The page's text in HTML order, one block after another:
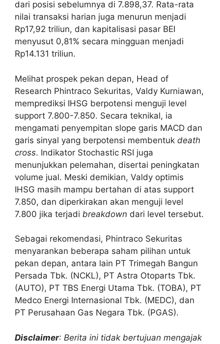
dari posisi sebelumnya di 7.898,37. Rata-rata
nilai transaksi harian juga menurun menjadi
Rp17,92 triliun, dan kapitalisasi pasar BEI
menyusut 0,81% secara mingguan menjadi
Rp14.131 triliun.
Melihat prospek pekan depan, Head of
Research Phintraco Sekuritas, Valdy Kurniawan,
memprediksi IHSG berpotensi menguji level
support 7.800-7.850. Secara teknikal, ia
mengamati penyempitan slope garis MACD dan
garis sinyal yang berpotensi membentuk death
cross. Indikator Stochastic RSI juga
menunjukkan pelemahan, disertai peningkatan
volume jual. Meski demikian, Valdy optimis
IHSG masih mampu bertahan di atas support
7.850, dan diperkirakan akan menguji level
7.800 jika terjadi breakdown dari level tersebut.
Sebagai rekomendasi, Phintraco Sekuritas
menyarankan beberapa saham pilihan untuk
pekan depan, antara lain PT Trimegah Bangun
Persada Tbk. (NCKL), PT Astra Otoparts Tbk.
(AUTO), PT TBS Energi Utama Tbk. (TOBA), PT
Medco Energi Internasional Tbk. (MEDC), dan
PT Perusahaan Gas Negara Tbk. (PGAS).
Disclaimer: Berita ini tidak bertujuan mengajak